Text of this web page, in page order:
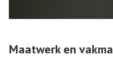
Maatwerk en